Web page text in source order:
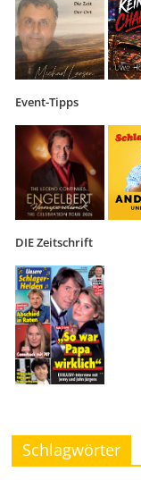
Event-Tipps
DIE Zeitschrift
Schlagwörter